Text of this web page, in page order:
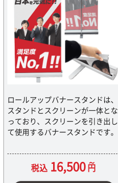
ロールアップバナースタンドは、
スタンドとスクリーンが一体とな
っており、スクリーンを引き出し
て使用するバナースタンドです。
税込 16,500 円